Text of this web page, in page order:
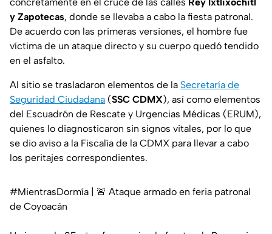
y Zapotecas, donde se llevaba a cabo la fiesta patronal.
De acuerdo con las primeras versiones, el hombre fue
víctima de un ataque directo y su cuerpo quedó tendido
en el asfalto.
Al sitio se trasladaron elementos de la Secretaría de
Seguridad Ciudadana (SSC CDMX), así como elementos
del Escuadrón de Rescate y Urgencias Médicas (ERUM),
quienes lo diagnosticaron sin signos vitales, por lo que
se dio aviso a la Fiscalía de la CDMX para llevar a cabo
los peritajes correspondientes.
#MientrasDormía | 🚨 Ataque armado en feria patronal
de Coyoacán